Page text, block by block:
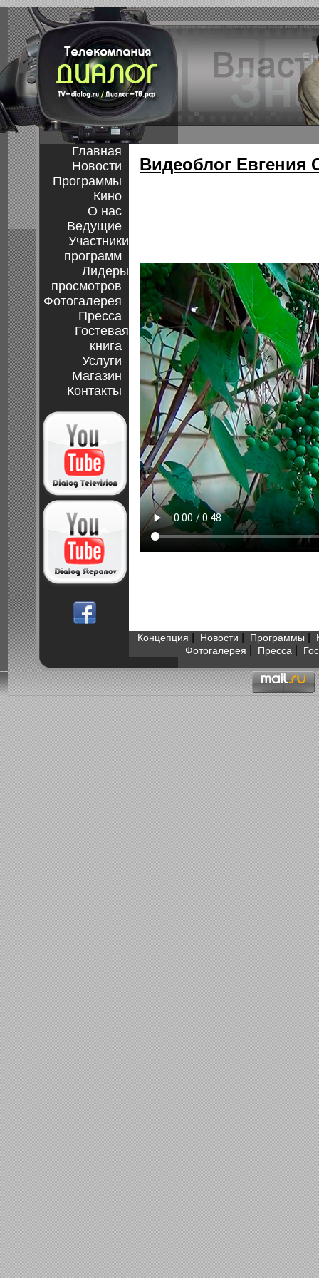
Главная
Новости
Программы
Кино
О нас
Ведущие
Участники
программ
Лидеры
просмотров
Фотогалерея
Пресса
Гостевая
книга
Услуги
Магазин
Контакты
Видеоблог Евгения
Концепция Новости Программы
Фотогалерея
Пресса